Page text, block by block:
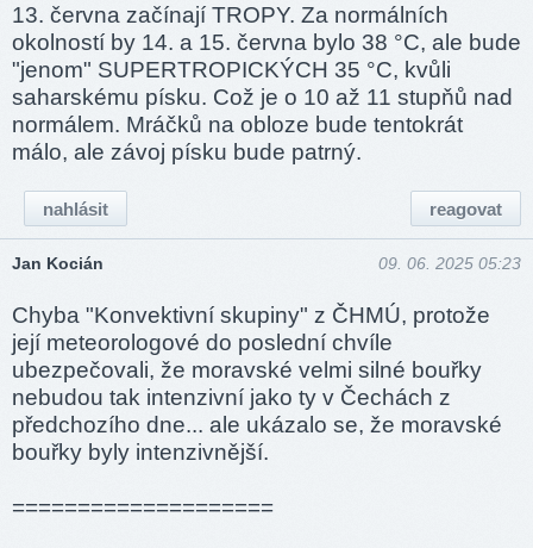
13. června začínají TROPY. Za normálních
okolností by 14. a 15. června bylo 38 °C, ale bude
"jenom" SUPERTROPICKÝCH 35 °C, kvůli
saharskému písku. Což je o 10 až 11 stupňů nad
normálem. Mráčků na obloze bude tentokrát
málo, ale závoj písku bude patrný.
reagovat
nahlásit
Jan Kocián 09. 06. 2025 05:23
Chyba "Konvektivní skupiny" z ČHMÚ, protože
její meteorologové do poslední chvíle
ubezpečovali, že moravské velmi silné bouřky
nebudou tak intenzivní jako ty v Čechách z
předchozího dne... ale ukázalo se, že moravské
bouřky byly intenzivnější.
====­======­======­====